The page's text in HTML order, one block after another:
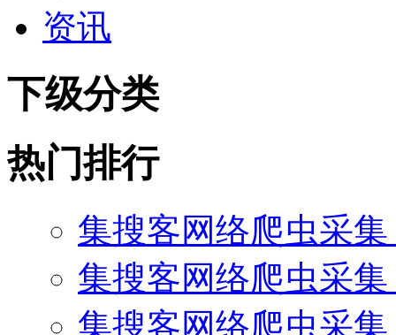
资讯
下级分类
热门排行
集搜客网络爬虫采
集搜客网络爬虫采
集搜客网络爬虫采